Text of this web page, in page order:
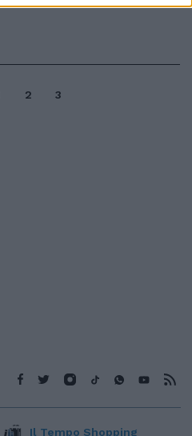
2 3
Il Tempo Shopping